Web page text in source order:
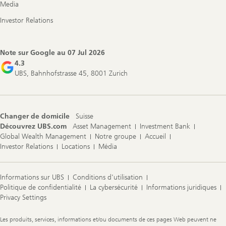
Media
Investor Relations
Note sur Google au 07 Jul 2026
4.3
UBS, Bahnhofstrasse 45, 8001 Zurich
Changer de domicile
Suisse
Découvrez UBS.com
Asset Management
Investment Bank
Global Wealth Management
Notre groupe
Accueil
Investor Relations
Locations Média
Informations sur UBS
Conditions d'utilisation
Politique de confidentialité
La cybersécurité
Informations juridiques
Privacy Settings
Legal
Les produits, services, informations et/ou documents de ces pages Web peuvent ne